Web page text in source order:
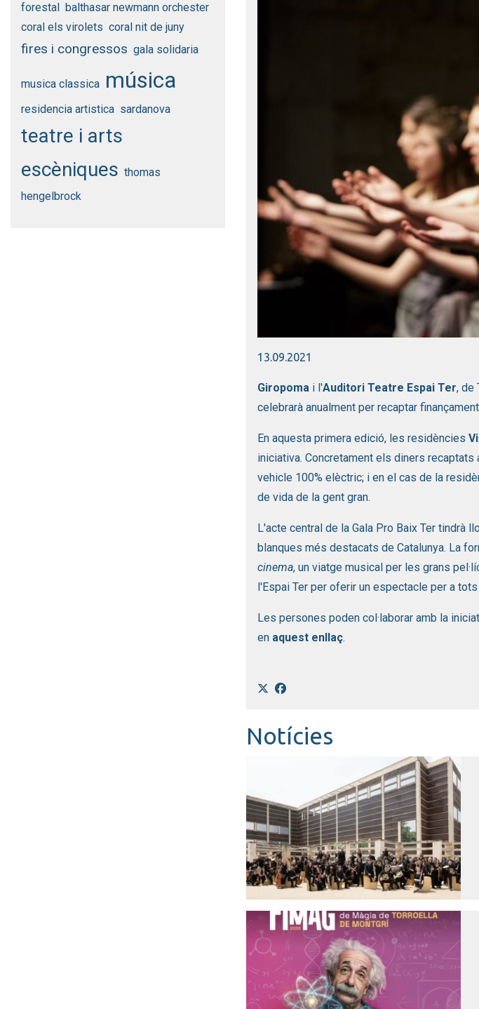
13.09.2021
Giropoma i l'Auditori Teatre Espai Ter, de
celebrarà anualment per recaptar
En aquesta primera edició, les residències
iniciativa. Concretament els diners
vehicle 100% elèctric; i en el cas de la
de vida de la gent gran.
L'acte central de la Gala Pro Baix Ter tindrà
blanques més destacats de Catalunya. La
cinema, un viatge musical per les grans
l'Espai Ter per oferir un espectacle per a
Les persones poden col·laborar amb la
en aquest enllaç.
Notícies
forestal balthasar newmann orchester
coral els virolets coral nit de juny
fires i congressos gala solidaria
musica classica música
residencia artistica sardanova
teatre i arts
escèniques thomas
hengelbrock